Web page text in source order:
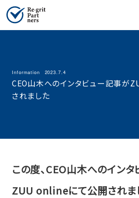
Information 2023.7.4
CEO山木へのインタビュー記事が
されました
この度、CEO山木へのイン
ZUU onlineにて公開されま